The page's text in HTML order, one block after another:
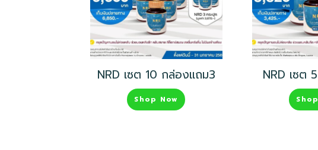
NRD เซต 10 กล่องแถม3
Shop Now
NRD เซต